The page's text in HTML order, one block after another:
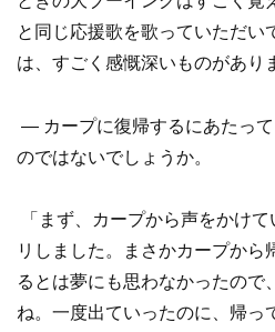
と同じ応援歌を歌っていただい
は、すごく感慨深いものがあり
― カープに復帰するにあたっ
のではないでしょうか。
「まず、カープから声をかけ
リしました。まさかカープから
るとは夢にも思わなかったので
ね。一度出ていったのに、帰っ